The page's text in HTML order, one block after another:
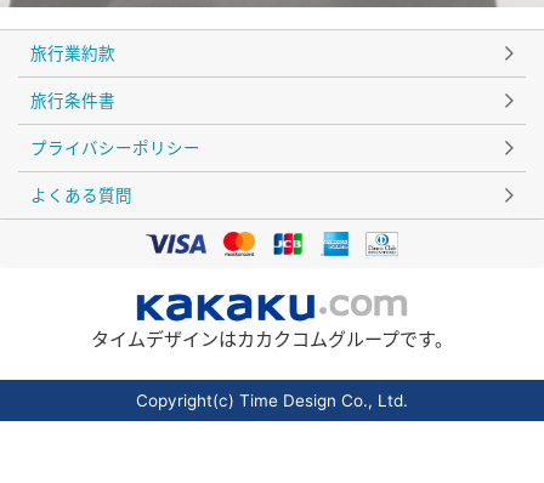
旅行業約款
旅行条件書
プライバシーポリシー
よくある質問
タイムデザインはカカクコムグループです。
Copyright(c) Time Design Co., Ltd.